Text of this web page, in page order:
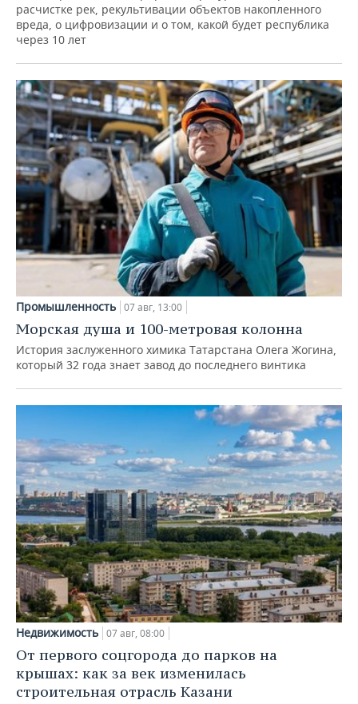
расчистке рек, рекультивации объектов накопленного
вреда, о цифровизации и о том, какой будет республика
через 10 лет
Промышленность 07 авг, 13:00
Морская душа и 100-метровая колонна
История заслуженного химика Татарстана Олега Жогина,
который 32 года знает завод до последнего винтика
Недвижимость 07 авг, 08:00
От первого соцгорода до парков на
крышах: как за век изменилась
строительная отрасль Казани